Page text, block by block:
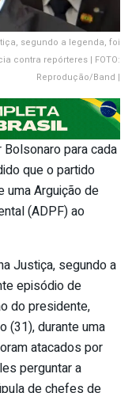
segundo a legenda, foi
contra repórteres | FOTO:
Reprodução/Band |
para cada
que o partido
uma Arguição de
(ADPF) ao
Justiça, segundo a
episódio de
do presidente,
(31), durante uma
atacados por
perguntar a
de chefes de